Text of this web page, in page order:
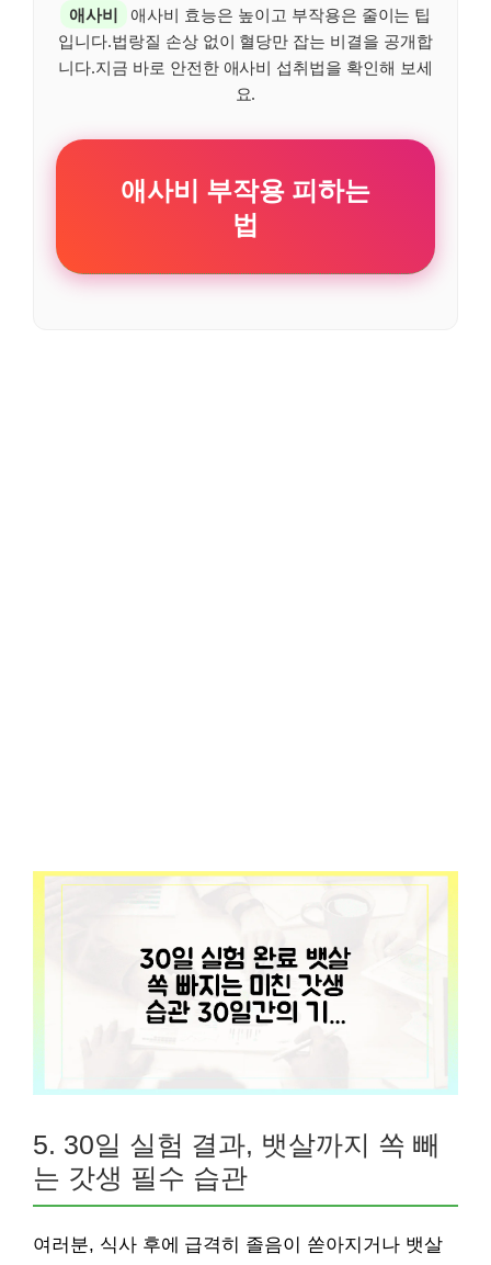
애사비
애사비 효능은 높이고 부작용은 줄이는 팁
입니다.법랑질 손상 없이 혈당만 잡는 비결을 공개합
니다.지금 바로 안전한 애사비 섭취법을 확인해 보세
요.
애사비 부작용 피하는
법
5. 30일 실험 결과, 뱃살까지 쏙 빼
는 갓생 필수 습관
여러분, 식사 후에 급격히 졸음이 쏟아지거나 뱃살